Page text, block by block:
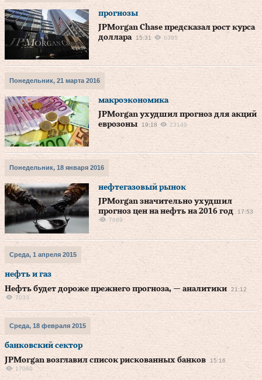
прогнозы
JPMorgan Chase предсказал рост курса
доллара
15:31 6395
Понедельник, 21 марта 2016
макроэкономика
JPMorgan ухудшил прогноз для акций
еврозоны
19:18 23149
Понедельник, 18 января 2016
нефтегазовый рынок
JPMorgan значительно ухудшил
прогноз цен на нефть на 2016 год
17:53
7669
Среда, 1 апреля 2015
нефть и газ
Нефть будет дороже прежнего прогноза, — аналитики
21:12
7033
Среда, 18 февраля 2015
банковский сектор
JPMorgan возглавил список рискованных банков
15:16
17060